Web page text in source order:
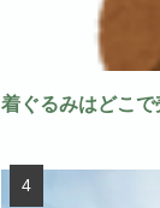
着ぐるみはどこ